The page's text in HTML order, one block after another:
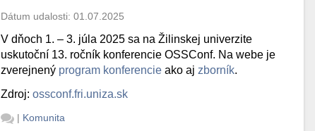
Dátum udalosti:01.07.2025
V dňoch 1. – 3. júla 2025 sa na Žilinskej univerzite
uskutoční 13. ročník konferencie OSSConf. Na webe je
zverejnený program konferencie ako aj zborník.
Zdroj:ossconf.fri.uniza.sk
| Komunita